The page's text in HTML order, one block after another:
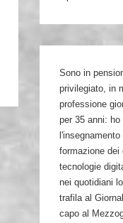
Sono in
privilegiato, in
professione
per 35 anni:
formazione dei
tecnologie
nei quotidiani
trafila al
capo al